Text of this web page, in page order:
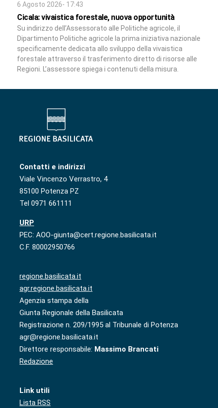
6 Agosto 2026- 17:43
Cicala: vivaistica forestale, nuova opportunità
Su indirizzo dell’Assessorato alle Politiche agricole, il
Dipartimento Politiche agricole la prima iniziativa nazionale
specificamente dedicata allo sviluppo della vivaistica
forestale attraverso il trasferimento diretto di risorse alle
Regioni. L’assessore spiega i contenuti della misura.
Contatti e indirizzi
Viale Vincenzo Verrastro, 4
85100 Potenza PZ
Tel 0971 661111
URP
PEC: AOO-giunta@cert.regione.basilicata.it
C.F. 80002950766
regione.basilicata.it
agr.regione.basilicata.it
Agenzia stampa della
Giunta Regionale della Basilicata
Registrazione n. 209/1995 al Tribunale di Potenza
agr@regione.basilicata.it
Direttore responsabile: Massimo Brancati
Redazione
Link utili
Lista RSS